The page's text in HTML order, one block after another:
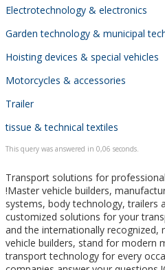
Electrotechnology & electronics
Garden technology & municipal
Hoisting devices & special vehicles
Motorcycles & accessories
Trailer
tissue & technical textiles
This query was answered in 0,06 seconds.
Transport solutions for
!Master vehicle builders,
systems, body technology, trailers
customized solutions for your
and the internationally recognized,
vehicle builders, stand for modern
transport technology for every